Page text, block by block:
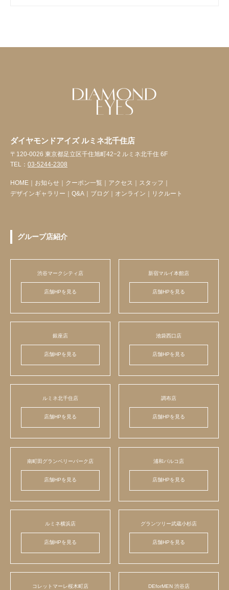
ダイヤモンドアイズ ルミネ北千住店
〒120-0026 東京都足立区千住旭町42−2 ルミネ北千住 6F
TEL： 03-5244-2308
HOME ｜ お知らせ ｜ クーポン一覧 ｜ アクセス ｜ スタッフ ｜
デザインギャラリー ｜ Q&A ｜ ブログ ｜ オンライン ｜ リクルート
グループ店紹介
渋谷マークシティ店
店舗HPを見る
新宿マルイ本館店
店舗HPを見る
銀座店
店舗HPを見る
池袋西口店
店舗HPを見る
ルミネ北千住店
店舗HPを見る
調布店
店舗HPを見る
南町田グランベリーパーク店
店舗HPを見る
浦和パルコ店
店舗HPを見る
ルミネ横浜店
店舗HPを見る
グランツリー武蔵小杉店
店舗HPを見る
コレットマーレ桜木町店 DEforMEN 渋谷店